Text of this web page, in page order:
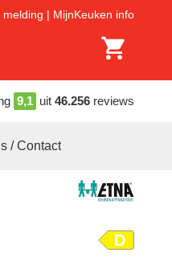
melding MijnKeuken info
9,1 uit 46.256 reviews
/ Contact
D